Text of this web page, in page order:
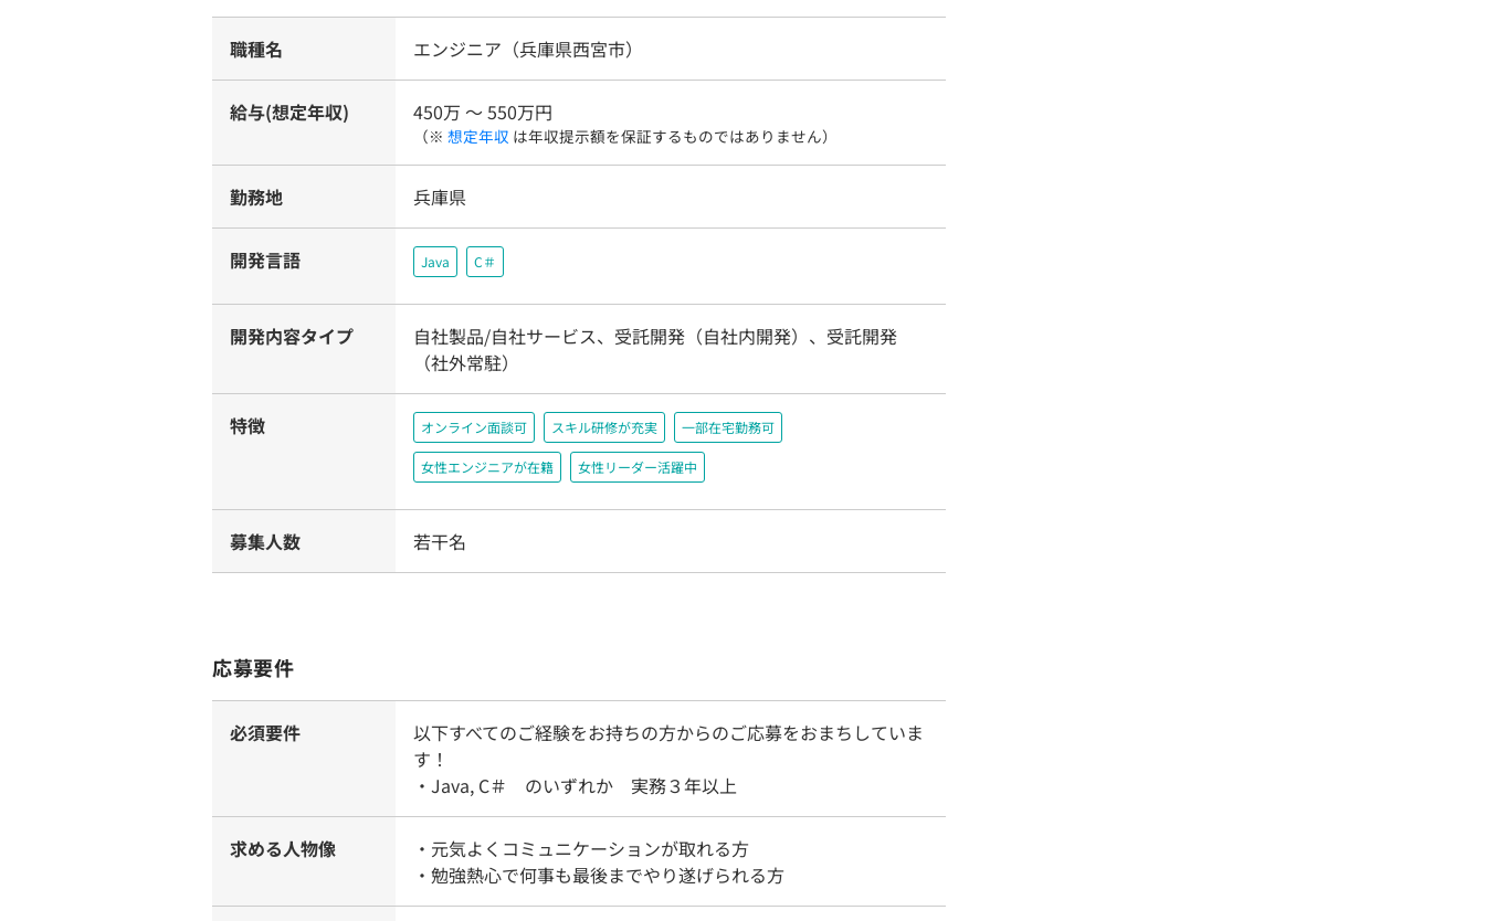
職種名 エンジニア（兵庫県西宮市）
給与(想定年収) 450万 〜 550万円
（※ 想定年収 は年収提示額を保証するものではありません）
勤務地 兵庫県
開発言語 Java C＃
開発内容タイプ
自社製品/自社サービス、受託開発（自社内開発）、受託開発
（社外常駐）
特徴 オンライン面談可 スキル研修が充実 一部在宅勤務可
女性エンジニアが在籍 女性リーダー活躍中
募集人数 若干名
応募要件
必須要件
以下すべてのご経験をお持ちの方からのご応募をおまちしていま
す！
・Java, C＃ のいずれか 実務３年以上
求める人物像
・元気よくコミュニケーションが取れる方
・勉強熱心で何事も最後までやり遂げられる方